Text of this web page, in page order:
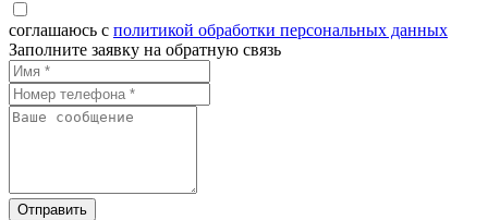
соглашаюсь с политикой обработки персональных данных
Заполните заявку на обратную связь
Отправить